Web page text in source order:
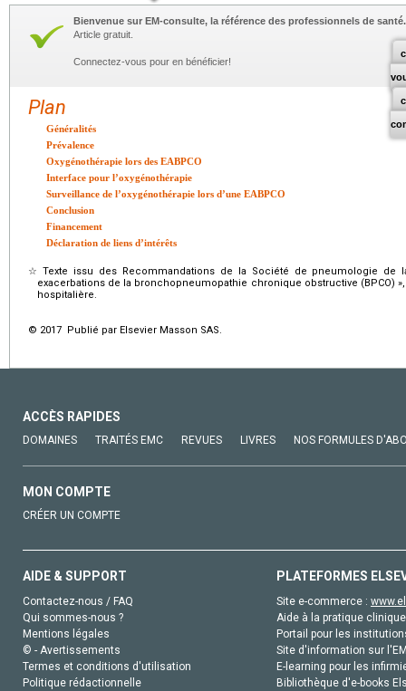
Bienvenue sur EM-consulte, la référence des professionnels de santé.
Article gratuit.
Connectez-vous pour en bénéficier!
Plan
Généralités
Prévalence
Oxygénothérapie lors des EABPCO
Interface pour l’oxygénothérapie
Surveillance de l’oxygénothérapie lors d’une EABPCO
Conclusion
Financement
Déclaration de liens d’intérêts
☆ Texte issu des Recommandations de la Société de pneumologie de
exacerbations de la bronchopneumopathie chronique obstructive (BPCO)
hospitalière.
© 2017 Publié par Elsevier Masson SAS.
ACCÈS RAPIDES
DOMAINES TRAITÉS EMC REVUES LIVRES NOS FORMULES
MON COMPTE
CRÉER UN COMPTE
AIDE & SUPPORT
Contactez-nous / FAQ
Qui sommes-nous ?
Mentions légales
© - Avertissements
Termes et conditions d'utilisation
Politique rédactionnelle
PLATEFORMES
Site e-commerce :
Aide à la pratique
Portail pour les
Site d'information sur
E-learning pour les
Bibliothèque d'e-books